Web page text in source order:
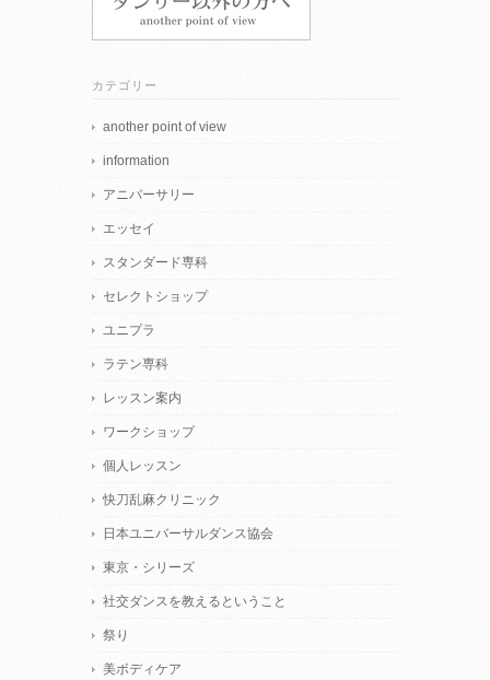
カテゴリー
another point of view
information
アニバーサリー
エッセイ
スタンダード専科
セレクトショップ
ユニプラ
ラテン専科
レッスン案内
ワークショップ
個人レッスン
快刀乱麻クリニック
日本ユニバーサルダンス協会
東京・シリーズ
社交ダンスを教えるということ
祭り
美ボディケア